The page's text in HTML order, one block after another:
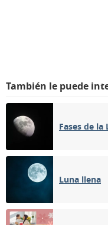
También le puede
Fases de la
Luna llena